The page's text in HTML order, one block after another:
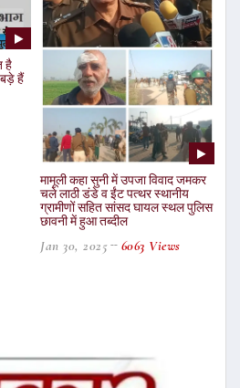
है
बड़े हैं
मामूली कहा सुनी में उपजा विवाद जमकर
चले लाठी डंडे व ईंट पत्थर स्थानीय
ग्रामीणों सहित सांसद घायल स्थल पुलिस
छावनी में हुआ तब्दील
Jan 30, 2025 6063 Views